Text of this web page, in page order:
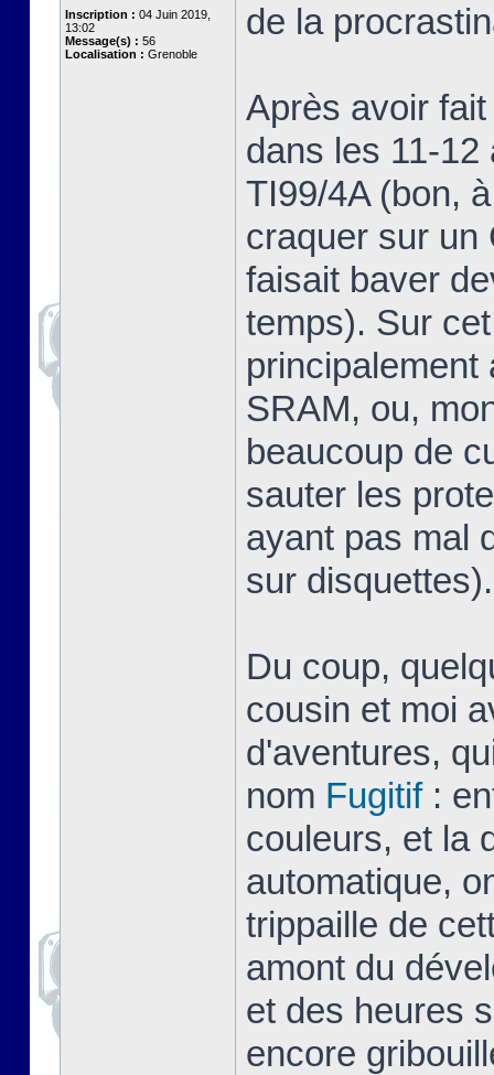
Inscription : 04 Juin 2019,
13:02
Message(s) : 56
Localisation : Grenoble
de la
Après avoir
dans les 11-
TI99/4A (bon,
craquer sur un
faisait baver
temps). Sur
principalement
SRAM, ou,
beaucoup de
sauter les
ayant pas mal
sur disquettes).
Du coup,
cousin et moi
d'aventures,
nom Fugitif:
couleurs, et la
automatique,
trippaille de
amont du
et des heures
encore